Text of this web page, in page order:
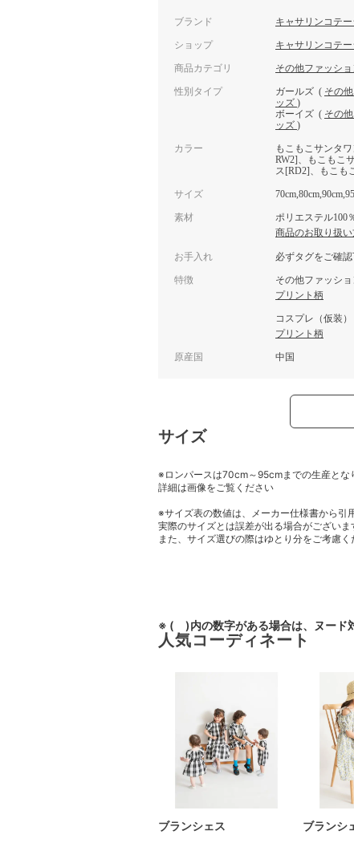
ブランド キャサリンコテー
ショップ キャサリンコテー
商品カテゴリ その他ファッショ
性別タイプ ガールズ ( その
ッズ )
ボーイズ ( その
ッズ )
カラー
もこもこサンタ
RW2]、もこもこ
ス[RD2]、もこも
サイズ
素材
ポリエステル100
商品のお取り扱
お手入れ 必ずタグをご確
特徴
その他ファッショ
プリント柄
コスプレ（仮装
プリント柄
原産国 中国
サイズ
※ロンパースは70cm～95cmまでの生産とな
詳細は画像をご覧ください
※サイズ表の数値は、メーカー仕様書から引
実際のサイズとは誤差が出る場合がございま
また、サイズ選びの際はゆとり分をご考慮く
※ ( )内の数字がある場合は、ヌード
人気コーディネート
ブランシェス ブランシ